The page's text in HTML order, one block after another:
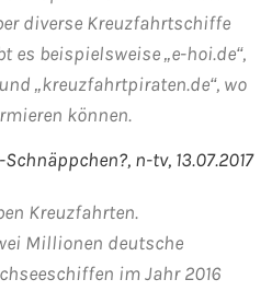
diverse Kreuzfahrtschiffe
es beispielsweise „e-hoi.de“,
„kreuzfahrtpiraten.de“, wo
können.
n-tv, 13.07.2017
Kreuzfahrten.
Millionen deutsche
im Jahr 2016